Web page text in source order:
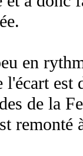
en
est
de la
remonté